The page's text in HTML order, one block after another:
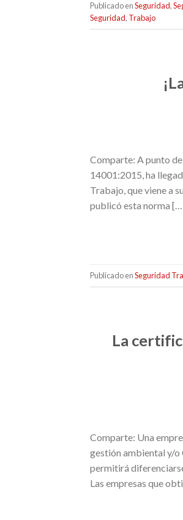
Publicado enSeguridad,
Seguridad, Trabajo
Comparte: A punto
14001:2015, ha
Trabajo, que viene a
publicó esta norma
Publicado enSeguridad
La
Comparte: Una
gestión ambiental y/o
permitirá
Las empresas que